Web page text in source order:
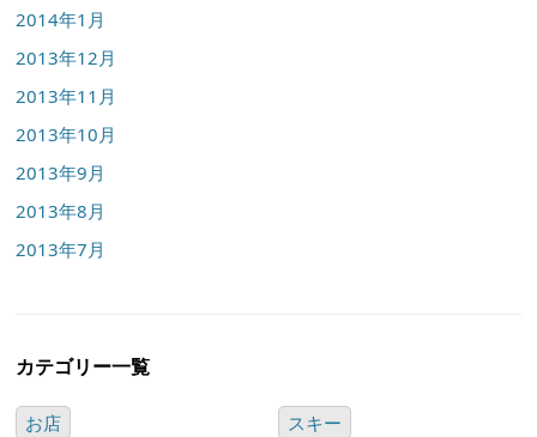
2014年1月
2013年12月
2013年11月
2013年10月
2013年9月
2013年8月
2013年7月
カテゴリー一覧
お店
スキー